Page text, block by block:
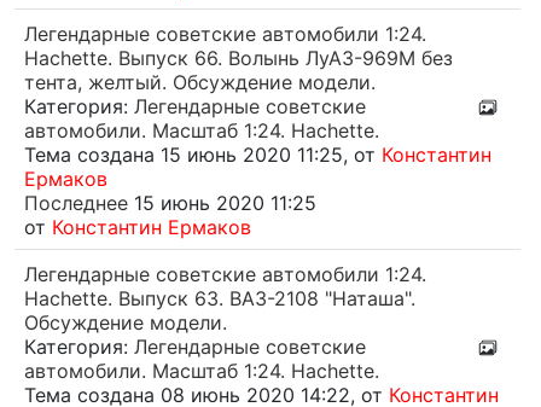
Легендарные советские автомобили 1:24.
Hachette. Выпуск 66. Волынь ЛуАЗ-969М без
тента, желтый. Обсуждение модели.
Категория: Легендарные советские
автомобили. Масштаб 1:24. Hachette.
Тема создана 15 июнь 2020 11:25, от Константин
Ермаков
Последнее 15 июнь 2020 11:25
от Константин Ермаков
Легендарные советские автомобили 1:24.
Hachette. Выпуск 63. ВАЗ-2108 "Наташа".
Обсуждение модели.
Категория: Легендарные советские
автомобили. Масштаб 1:24. Hachette.
Тема создана 08 июнь 2020 14:22, от Константин